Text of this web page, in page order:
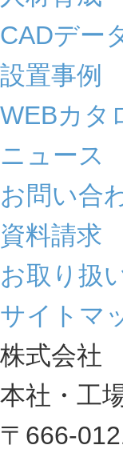
CADデー
設置事例
WEBカタ
ニュース
お問い合
資料請求
お取り扱
サイトマ
株式会社
本社・工
〒666-